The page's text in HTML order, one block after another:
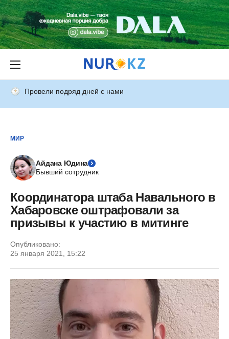
Провели подряд дней с нами
МИР
Айдана Юдина
Бывший сотрудник
Координатора штаба Навального в
Хабаровске оштрафовали за
призывы к участию в митинге
Опубликовано:
25 января 2021, 15:22